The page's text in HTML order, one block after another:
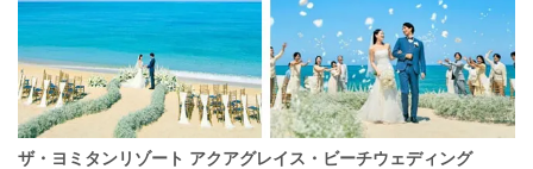
ザ・ヨミタンリゾート アクアグレイス・ビーチウェディング